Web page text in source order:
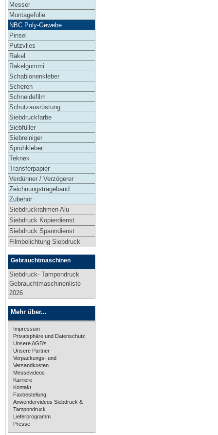
Messer
Montagefolie
NBC Poly-Gewebe
Pinsel
Putzvlies
Rakel
Rakelgummi
Schablonenkleber
Scheren
Schneidefilm
Schutzausrüstung
Siebdruckfarbe
Siebfüller
Siebreiniger
Sprühkleber
Teknek
Transferpapier
Verdünner / Verzögerer
Zeichnungstrageband
Zubehör
Siebdruckrahmen Alu
Siebdruck Kopierdienst
Siebdruck Spanndienst
Filmbelichtung Siebdruck
Gebrauchtmaschinen
Siebdruck- Tampondruck
Gebrauchtmaschinenliste
2026
Mehr über...
Impressum
Privatsphäre und Datenschutz
Unsere AGB's
Unsere Partner
Verpackungs- und
Versandkosten
Messevideos
Karriere
Kontakt
Faxbestellung
Anwendervideos Siebdruck &
Tampondruck
Lieferprogramm
Presse